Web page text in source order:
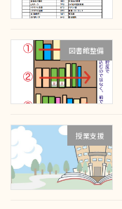
図書館整備
授業支援